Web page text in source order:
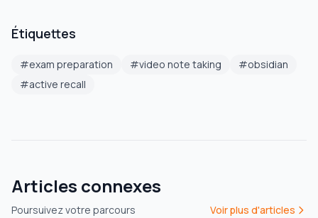
Étiquettes
#exam preparation #video note taking #obsidian
#active recall
Articles connexes
Poursuivez votre parcours
Voir plus d'articles